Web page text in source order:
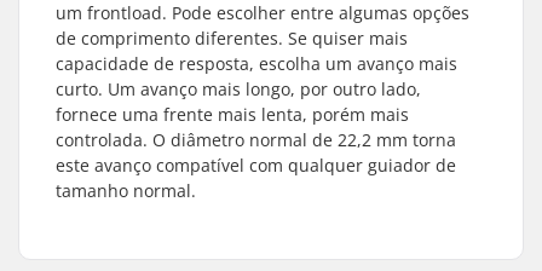
um frontload. Pode escolher entre algumas opções
de comprimento diferentes. Se quiser mais
capacidade de resposta, escolha um avanço mais
curto. Um avanço mais longo, por outro lado,
fornece uma frente mais lenta, porém mais
controlada. O diâmetro normal de 22,2 mm torna
este avanço compatível com qualquer guiador de
tamanho normal.